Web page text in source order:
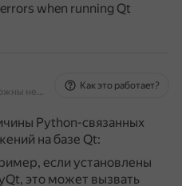
when running Qt
На основе источников, возможны неточности
Как это работает?
Python-связанных
на базе Qt:
если установлены
это может вызвать